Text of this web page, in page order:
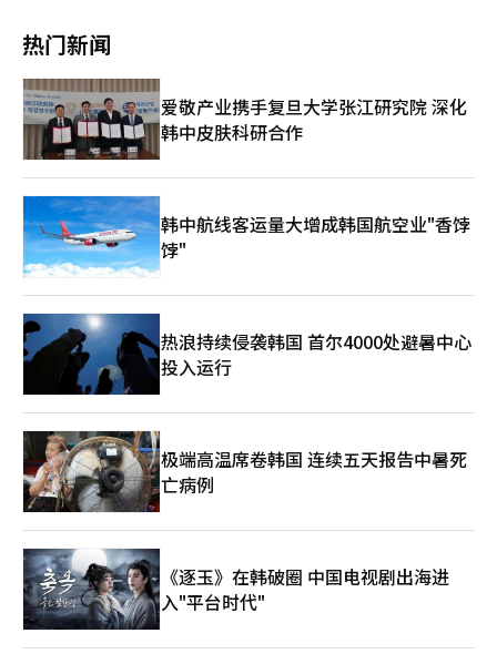
题之一。 美国认为，根据国际法，霍尔木兹海峡应对所有船只开
放，而伊朗则主张对海峡的控制权和通行费征收权。美国财政部海
外资产控制办公室（OFAC）于27日将伊朗设立的波斯湾海峡局
（PGSA）列入制裁名单，以阻止伊朗征收通行费的尝试。 尽管部
分船只通过黑暗航行进入海峡，但整体通航量仍远低于战争前水
平。由于战争风险，保险费飙升至船舶价值的2.5%至4%，使得停
留在波斯湾的船只负担加重。※ 本报道经人工智能（AI）系统翻译
与编辑。
场，短期内仍难以完全替代EV需求。 以LG新能源为例，其ESS产
300GWh）的五分之一左右。目前ESS业务在公司整体营收中的占
比仍处于10%后半区间，公司计划于今年下半年将该比例提升至
30%中段水平。 此外，韩国企业近期加速布局的磷酸铁锂（LFP）
电池，也被视为影响整体产能结构的重要变量。尽管LFP电池在价
格竞争力与安全性方面具备优势，但由于其能量密度低于镍钴锰
（NCM）电池，在相同空间内可生产的电池数量相对有限。 面对
市场变化，韩国电池企业正逐步摆脱以高端产品为核心的既有战
略，转而扩大中低价产品线布局，加速抢占欧洲市场。 业内人士
表示：“ESS市场增长趋势无疑具有积极意义，但从当前全球电池
产业规模来看，行业最终仍将取决于EV市场的复苏情况。近期宁
德时代（CATL）与比亚迪（BYD）正通过扩大欧洲本地工厂布局
以及供应低价LFP电池来提升市场份额，韩国企业能否有效应对其
攻势，将成为未来竞争的关键。”
稀土、太阳能、无人机和人工智能基础设施等领域，中国的影响力
正在迅速扩大。各国领导人访问北京的原因很简单：在解决供应
链、能源、市场和投资问题时，无法忽视中国。尤其是在5月，北
京外交的一个关键场景是特朗普总统访华后，普京总统再次访问北
京。美国和俄罗斯这两大军事强国的领导人相继访问中国，象征性
地展示了当前国际秩序的变化。中国国家主席习近平在与美国竞争
的同时，管理与美国的关系；与俄罗斯紧密合作，但又不完全依
赖，采取了一种复杂的外交策略。与美国在关税、半导体、人工智
能霸权和台湾问题上进行博弈的同时，尽量避免经济关系的完全断
裂。与俄罗斯则在能源、金融和安全合作上加大力度，以应对以美
国为中心的秩序。这就是所谓的“新北京体系”的出现。乌克兰战
争进一步加速了这一趋势。由于西方制裁，俄罗斯失去了相当一部
分欧洲市场，迅速转向依赖中国。俄罗斯的原油和天然气大规模流
量”天然气管道项目不仅是一个能源项目，更是俄罗斯和中国在欧
亚大陆内部形成新经济轴心的象征性工程。然而，这一背后也隐藏
着俄罗斯的结构性弱化。普京总统虽然仍保持强势领导者的形象，
但长期的乌克兰战争正在迅速消耗俄罗斯的国力。人口减少、产业
竞争力下降、国际金融制裁和技术封锁，使得俄罗斯远东的发展逐
渐失去动力。符拉迪沃斯托克、哈巴罗夫斯克和萨哈林地区在地理
上正逐渐与东北亚经济圈更加紧密。相对而言，中国的影响力正在
不断扩大。中国的资本、物流、消费市场和制造业供应链正渗透到
俄罗斯远东的各个角落。名义上属于俄罗斯的领土，实际上已经在
经济上成为东北亚供应链的一部分。实际上，俄罗斯远东正逐渐被
吸收为“力弱的纸老虎”俄罗斯，而是东北亚经济圈的边缘。中东
也是如此。伊朗、沙特阿拉伯、阿联酋等中东产油国现在将中国视
为最大的客户。美国仍在军事上主导中东秩序，但中国通过巨大的
购买力施加新的影响力。尤其是在与美国的冲突中，急需出售原油
的伊朗正进一步提高对中国的依赖。俄罗斯也是如此。在原油和天
然气销售市场减少的情况下，最终不得不依赖中国这个庞大的消费
热门新闻
爱敬产业携手复旦大学张江研究院 深化
韩中皮肤科研合作
韩中航线客运量大增成韩国航空业"香饽
饽"
热浪持续侵袭韩国 首尔4000处避暑中心
投入运行
极端高温席卷韩国 连续五天报告中暑死
亡病例
《逐玉》在韩破圈 中国电视剧出海进
入"平台时代"